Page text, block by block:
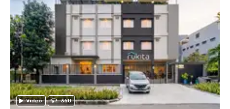
Video 360